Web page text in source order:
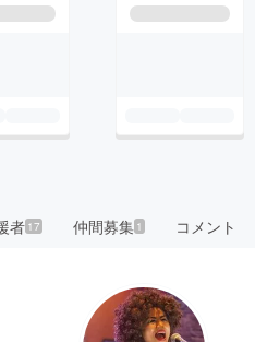
者 17 仲間募集 1 コメント